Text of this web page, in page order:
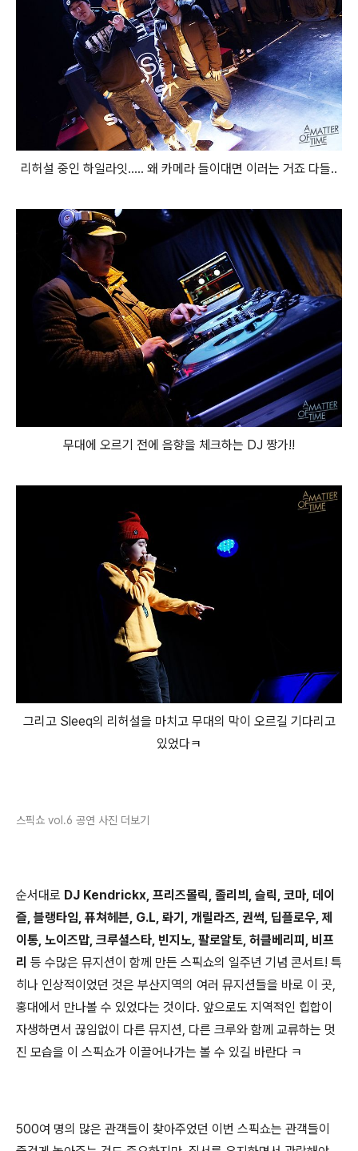
리허설 중인 하일라잇..... 왜 카메라 들이대면 이러는 거죠 다들..
무대에 오르기 전에 음향을 체크하는 DJ 짱가!!
그리고 Sleeq의 리허설을 마치고 무대의 막이 오르길 기다리고
있었다ㅋ
스픽쇼 vol.6 공연 사진 더보기
순서대로 DJ Kendrickx, 프리즈몰릭, 졸리븨, 슬릭, 코마, 데이
즐, 블랭타임, 퓨쳐헤븐, G.L, 롸기, 개릴라즈, 권썩, 딥플로우, 제
이통, 노이즈맙, 크루셜스타, 빈지노, 팔로알토, 허클베리피, 비프
리 등 수많은 뮤지션이 함께 만든 스픽쇼의 일주년 기념 콘서트! 특
히나 인상적이었던 것은 부산지역의 여러 뮤지션들을 바로 이 곳,
홍대에서 만나볼 수 있었다는 것이다. 앞으로도 지역적인 힙합이
자생하면서 끊임없이 다른 뮤지션, 다른 크루와 함께 교류하는 멋
진 모습을 이 스픽쇼가 이끌어나가는 볼 수 있길 바란다 ㅋ
500여 명의 많은 관객들이 찾아주었던 이번 스픽쇼는 관객들이